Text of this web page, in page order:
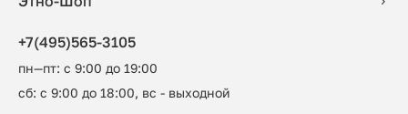
+7(495)565-3105
пн—пт: с 9:00 до 19:00
сб: с 9:00 до 18:00, вс - выходной